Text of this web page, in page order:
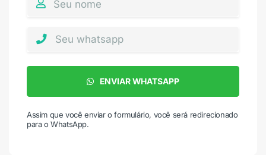
ENVIAR WHATSAPP
Assim que você enviar o formulário, você será redirecionado
para o WhatsApp.